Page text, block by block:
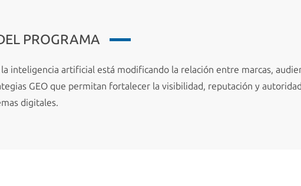
PROGRAMA
inteligencia artificial está modificando la relación entre marcas,
GEO que permitan fortalecer la visibilidad, reputación y
digitales.